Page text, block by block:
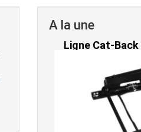
A la une